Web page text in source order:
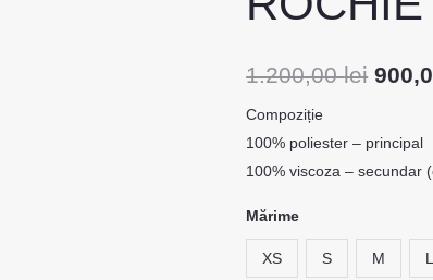
1.200,00lei fost:
Compoziție
100% poliester – principal
100% viscoza – secundar
Mărime
XS S M L
AMORA